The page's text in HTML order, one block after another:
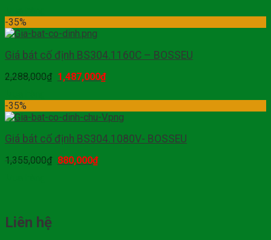
-35%
Giá bát cố định BS304.1160C – BOSSEU
2,288,000₫ 1,487,000₫
-35%
Giá bát cố định BS304.1080V- BOSSEU
1,355,000₫ 880,000₫
Liên hệ